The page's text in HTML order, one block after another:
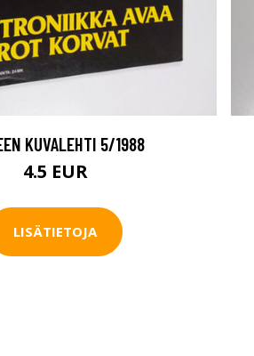
KUVALEHTI 5/1988
4.5 EUR
LISÄTIETOJA